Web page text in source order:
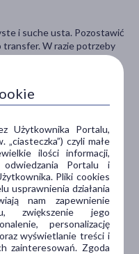
UP
Serum marki Neo
i suche usta. Pozostawić
transfer. W razie potrzeby
dostania się produktu do
w miejscu
Użytkownika Portalu,
czyli małe
ilości informacji,
Portalu i
Pliki cookies
usprawnienia działania
nam zapewnienie
zwiększenie jego
personalizację
wyświetlanie treści i
zainteresowań. Zgoda